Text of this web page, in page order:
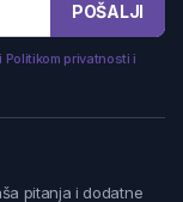
POŠALJI
Politikom privatnosti i
pitanja i dodatne